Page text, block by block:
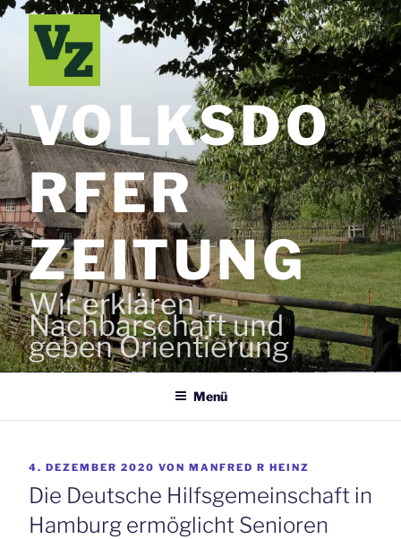
Zum
Inhalt
springen
VOLKSDO
RFER
ZEITUNG
Wir erklären
Nachbarschaft und
geben Orientierung
Menü
VERÖFFENTLICHT
AM
4. DEZEMBER 2020 VON MANFRED R HEINZ
Die Deutsche Hilfsgemeinschaft in
Hamburg ermöglicht Senioren